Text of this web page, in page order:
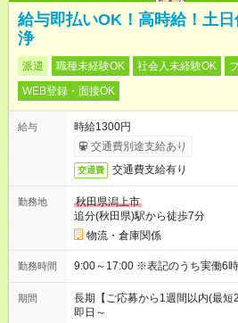
給与即払いOK！高時給！土
浄
派遣 職種未経験OK 社会人未経験OK
WEB登録・面接OK
給与
時給1300円
交通費別途支給あり
交通費 交通費支給有り
勤務地
秋田県潟上市
追分(秋田県)駅から徒歩7分
物流・倉庫関係
勤務時間 9:00～17:00 ※表記のうち実働
期間
長期【ご応募から1週間以内(最短
即日～